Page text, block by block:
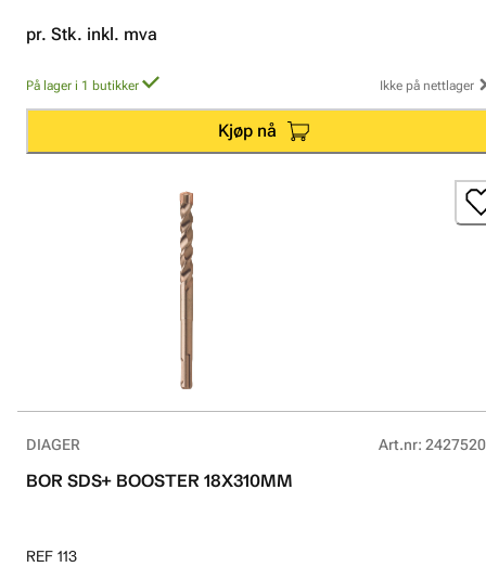
pr. Stk. inkl. mva
På lager i 1 butikker Ikke på nettlager
Kjøp nå
DIAGER Art.nr:
BOR SDS+ BOOSTER 18X310MM
REF 113